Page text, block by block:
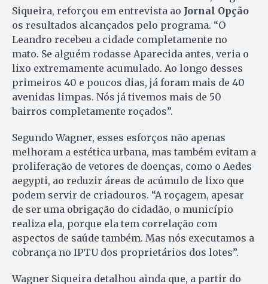
Siqueira, reforçou em entrevista ao Jornal Opção
os resultados alcançados pelo programa. “O
Leandro recebeu a cidade completamente no
mato. Se alguém rodasse Aparecida antes, veria o
lixo extremamente acumulado. Ao longo desses
primeiros 40 e poucos dias, já foram mais de 40
avenidas limpas. Nós já tivemos mais de 50
bairros completamente roçados”.
Segundo Wagner, esses esforços não apenas
melhoram a estética urbana, mas também evitam a
proliferação de vetores de doenças, como o Aedes
aegypti, ao reduzir áreas de acúmulo de lixo que
podem servir de criadouros. “A roçagem, apesar
de ser uma obrigação do cidadão, o município
realiza ela, porque ela tem correlação com
aspectos de saúde também. Mas nós executamos a
cobrança no IPTU dos proprietários dos lotes”.
Wagner Siqueira detalhou ainda que, a partir do